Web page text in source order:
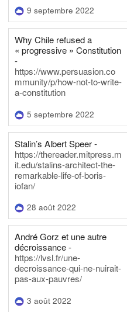
9 septembre 2022
Why Chile refused a
« progressive » Constitution
-
https://www.persuasion.co
mmunity/p/how-not-to-write-
a-constitution
5 septembre 2022
Stalin’s Albert Speer -
https://thereader.mitpress.m
it.edu/stalins-architect-the-
remarkable-life-of-boris-
iofan/
28 août 2022
André Gorz et une autre
décroissance -
https://lvsl.fr/une-
decroissance-qui-ne-nuirait-
pas-aux-pauvres/
3 août 2022